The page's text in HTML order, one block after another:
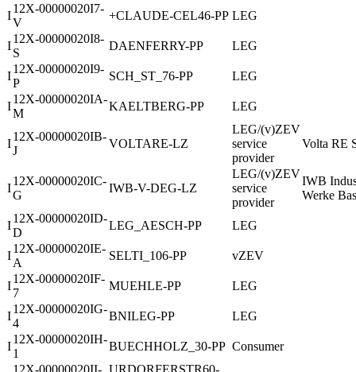
I
12X-00000020I7-
V
+CLAUDE-CEL46-PP LEG
I
12X-00000020I8-
S
DAENFERRY-PP LEG
I
12X-00000020I9-
P
SCH_ST_76-PP LEG
I
12X-00000020IA-
M
KAELTBERG-PP LEG
I
12X-00000020IB-
J
VOLTARE-LZ
LEG/(v)ZEV
service
provider
Volta RE
I
12X-00000020IC-
G
IWB-V-DEG-LZ
LEG/(v)ZEV
service
provider
IWB
Werke
I
12X-00000020ID-
D
LEG_AESCH-PP LEG
I
12X-00000020IE-
A
SELTI_106-PP vZEV
I
12X-00000020IF-
7
MUEHLE-PP LEG
I
12X-00000020IG-
4
BNILEG-PP LEG
I
12X-00000020IH-
1
BUECHHOLZ_30-PP Consumer
12X-00000020II- URDORFERSTR60-